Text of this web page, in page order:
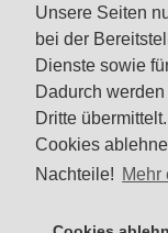
Unsere Seiten
bei der
Dienste sowie
Dadurch
Dritte
Cookies
Nachteile! Mehr
Made in
Alle genannten
Medienangebotes
Rechteinhaber